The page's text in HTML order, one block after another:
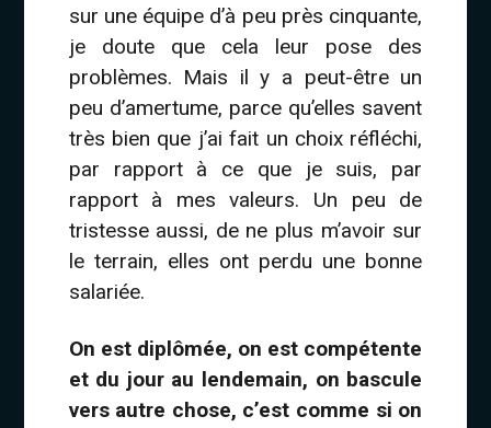
sur une équipe d’à peu près cinquante,
je doute que cela leur pose des
problèmes. Mais il y a peut-être un
peu d’amertume, parce qu’elles savent
très bien que j’ai fait un choix réfléchi,
par rapport à ce que je suis, par
rapport à mes valeurs. Un peu de
tristesse aussi, de ne plus m’avoir sur
le terrain, elles ont perdu une bonne
salariée.
On est diplômée, on est compétente
et du jour au lendemain, on bascule
vers autre chose, c’est comme si on